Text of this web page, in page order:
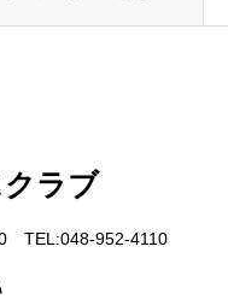
ラブ
TEL:048-952-4110